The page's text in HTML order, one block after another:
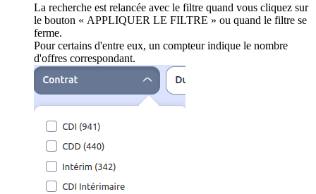
La recherche est relancée avec le filtre quand vous cliquez sur
le bouton « APPLIQUER LE FILTRE » ou quand le filtre se
ferme.
Pour certains d'entre eux, un compteur indique le nombre
d'offres correspondant.